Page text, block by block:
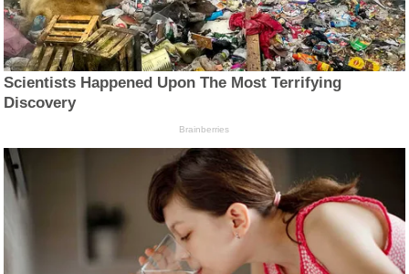
Scientists Happened Upon The Most Terrifying
Discovery
Brainberries